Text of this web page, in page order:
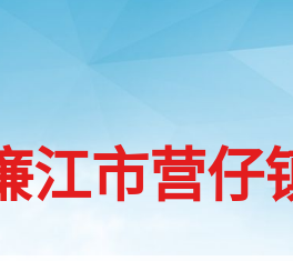
江市营仔